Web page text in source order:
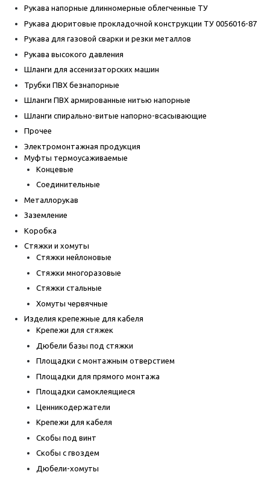
Рукава напорные длинномерные облегченные ТУ
Рукава дюритовые прокладочной конструкции ТУ 0056016-87
Рукава для газовой сварки и резки металлов
Рукава высокого давления
Шланги для ассенизаторских машин
Трубки ПВХ безнапорные
Шланги ПВХ армированные нитью напорные
Шланги спирально-витые напорно-всасывающие
Прочее
Электромонтажная продукция
Муфты термоусаживаемые
Концевые
Соединительные
Металлорукав
Заземление
Коробка
Стяжки и хомуты
Стяжки нейлоновые
Стяжки многоразовые
Стяжки стальные
Хомуты червячные
Изделия крепежные для кабеля
Крепежи для стяжек
Дюбели базы под стяжки
Площадки с монтажным отверстием
Площадки для прямого монтажа
Площадки самоклеящиеся
Ценникодержатели
Крепежи для кабеля
Скобы под винт
Скобы с гвоздем
Дюбели-хомуты